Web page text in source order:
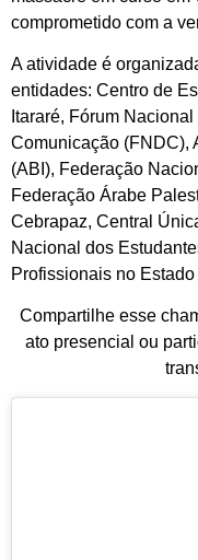
comprometido com a
A atividade é
entidades: Centro de
Itararé, Fórum
Comunicação (FNDC),
(ABI), Federação
Federação Árabe
Cebrapaz, Central
Nacional dos
Profissionais no
Compartilhe esse
ato presencial ou